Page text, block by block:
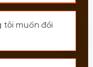
tôi muốn đổi